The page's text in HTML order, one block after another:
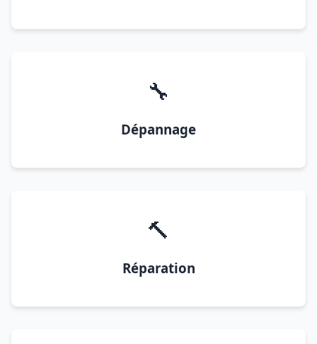
🔧
Dépannage
🔨
Réparation